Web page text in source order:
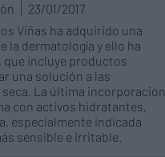
23/01/2017
Viñas ha adquirido una
la dermatología y ello ha
que incluye productos
una solución a las
La última incorporación
con activos hidratantes,
especialmente indicada
sensible e irritable.